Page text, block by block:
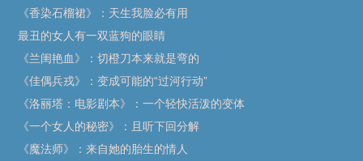
《香染石榴裙》：天生我脸必有用
最丑的女人有一双蓝狗的眼睛
《兰闺艳血》：切橙刀本来就是弯的
《佳偶兵戎》：变成可能的“过河行动”
《洛丽塔：电影剧本》：一个轻快活泼的变体
《一个女人的秘密》：且听下回分解
《魔法师》：来自她的胎生的情人